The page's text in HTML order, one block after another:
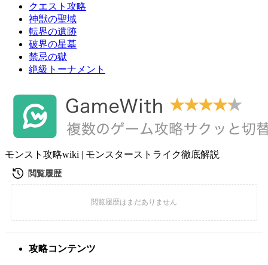
クエスト攻略
神獣の聖域
転界の遺跡
破界の星墓
禁忌の獄
絶級トーナメント
モンスト攻略wiki | モンスターストライク徹底解説
攻略コンテンツ